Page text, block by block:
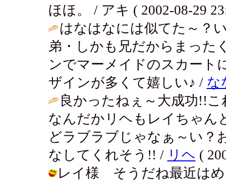
ほほ。 / アキ ( 2002-08-29
はなはなには似てた～？
弟・しかも兄だからまった
ンでマーメイドのスカート
ザインが多くて嬉しい♪ / な
良かったねぇ～大成功!!
なんだかリヘもレイちゃん
どラブラブじゃなぁ～い？
なしてくれそう!! / リヘ (
レイ様 そうだね最近はめ